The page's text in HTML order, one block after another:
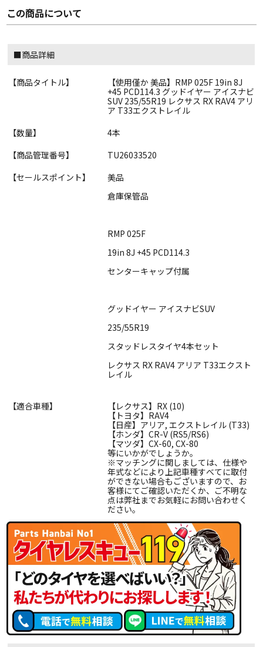
この商品について
■商品詳細
【商品タイトル】
【使用僅か 美品】RMP 025F 19in 8J
+45 PCD114.3 グッドイヤー アイスナビ
SUV 235/55R19 レクサス RX RAV4 アリ
ア T33エクストレイル
【数量】
4本
【商品管理番号】
TU26033520
【セールスポイント】
美品
倉庫保管品
RMP 025F
19in 8J +45 PCD114.3
センターキャップ付属
グッドイヤー アイスナビSUV
235/55R19
スタッドレスタイヤ4本セット
レクサス RX RAV4 アリア T33エクスト
レイル
【適合車種】
【レクサス】RX (10)
【トヨタ】RAV4
【日産】アリア, エクストレイル (T33)
【ホンダ】CR-V (RS5/RS6)
【マツダ】CX-60, CX-80
等にいかがでしょうか。
※マッチングに関しましては、仕様や
年式などにより上記車種すべてに取付
ができない場合もございますので、お
客様にてご確認いただくか、ご不明な
点は弊社までお気軽にお問い合わせく
ださい。